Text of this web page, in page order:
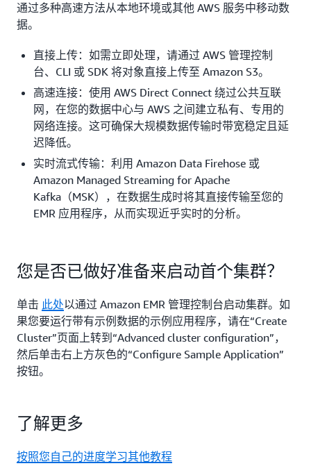
通过多种高速方法从本地环境或其他 AWS 服务中移动数
据。
直接上传：如需立即处理，请通过 AWS 管理控制
台、CLI 或 SDK 将对象直接上传至 Amazon S3。
高速连接：使用 AWS Direct Connect 绕过公共互联
网，在您的数据中心与 AWS 之间建立私有、专用的
网络连接。这可确保大规模数据传输时带宽稳定且延
迟降低。
实时流式传输：利用 Amazon Data Firehose 或
Amazon Managed Streaming for Apache
Kafka（MSK），在数据生成时将其直接传输至您的
EMR 应用程序，从而实现近乎实时的分析。
能够访问运营数据，而无需手动构建数据管道。
环境中，您可以使用 S3 连接器将数据直接读取到
EMR 中，或同步特定数据集以进行云端处理。
4.启动和监控
通过 EMR Studio 启动：打开您的 EMR Studio 笔记
本，并将其连接到无服务器应用程序或现有的 EC2 集
群。只需点击一下，您即可在完全托管的环境中运行
您是否已做好准备来启动首个集群？
单击 此处以通过 Amazon EMR 管理控制台启动集群。如
果您要运行带有示例数据的示例应用程序，请在“Create
Cluster”页面上转到“Advanced cluster configuration”，
然后单击右上方灰色的“Configure Sample Application”
按钮。
了解更多
按照您自己的进度学习其他教程